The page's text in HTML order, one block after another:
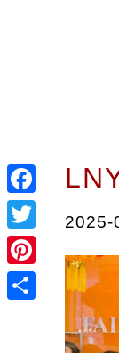
Facebook
Twitter
Pinterest
2025-